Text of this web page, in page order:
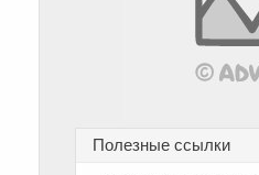
Полезные ссылки